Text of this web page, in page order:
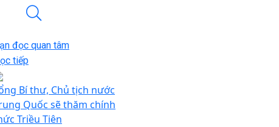
đọc quan tâm
tiếp
Bí thư, Chủ tịch nước
Quốc sẽ thăm chính
Triều Tiên